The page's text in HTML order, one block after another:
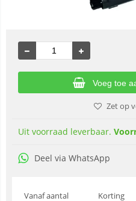
Voeg toe
Zet op
Uit voorraad leverbaar.
Deel via WhatsApp
Vanaf aantal Korting